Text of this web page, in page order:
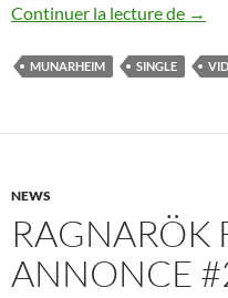
Continuer la lecture de →
MUNARHEIM SINGLE
NEWS
RAGNARÖK
ANNONCE